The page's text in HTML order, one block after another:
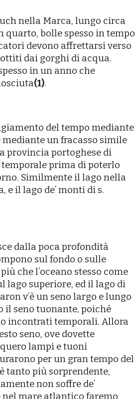
nella Marca, lungo circa
quarto, bolle spesso in tempo
devono affrettarsi verso
dai gorghi di acqua.
in un anno che
(1).
del tempo mediante
un fracasso simile
provincia portoghese di
prima di poterlo
Similmente il lago nella
il lago deʼ monti di s.
dalla poca profondità
sul fondo o sulle
che lʼoceano stesso come
lago superiore, ed il lago di
vʼè un seno largo e lungo
seno tuonante, poiché
incontrati temporali. Allora
seno, ove dovette
lampi e tuoni
per un gran tempo del
tanto più sorprendente,
non soffre deʼ
nel mare atlantico faremo